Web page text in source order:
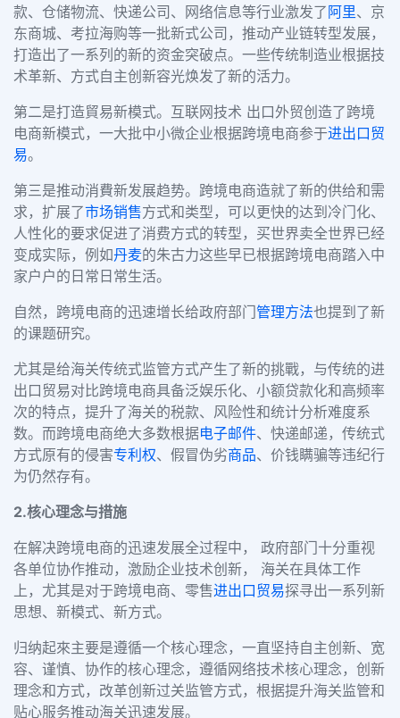
款、仓储物流、快递公司、网络信息等行业激发了 阿里、京
东商城、考拉海购等一批新式公司，推动产业链转型发展，
打造出了一系列的新的资金突破点。一些传统制造业根据技
术革新、方式自主创新容光焕发了新的活力。
第二是打造貿易新模式。互联网技术 出口外贸创造了跨境
电商新模式，一大批中小微企业根据跨境电商参于进出口贸
易。
第三是推动消費新发展趋势。跨境电商造就了新的供给和需
求，扩展了市场销售方式和类型，可以更快的达到冷门化、
人性化的要求促进了消费方式的转型，买世界卖全世界已经
变成实际，例如丹麦的朱古力这些早已根据跨境电商踏入中
家户户的日常日常生活。
自然，跨境电商的迅速增长给政府部门管理方法也提到了新
的课题研究。
尤其是给海关传统式监管方式产生了新的挑戰，与传统的进
出口贸易对比跨境电商具备泛娱乐化、小额贷款化和高频率
次的特点，提升了海关的税款、风险性和统计分析难度系
数。而跨境电商绝大多数根据电子邮件、快递邮递，传统式
方式原有的侵害专利权、假冒伪劣商品、价钱瞒骗等违纪行
为仍然存有。
2.核心理念与措施
在解决跨境电商的迅速发展全过程中， 政府部门十分重视
各单位协作推动，激励企业技术创新， 海关在具体工作
上，尤其是对于跨境电商、零售进出口贸易探寻出一系列新
思想、新模式、新方式。
归纳起來主要是遵循一个核心理念，一直坚持自主创新、宽
容、谨慎、协作的核心理念，遵循网络技术核心理念，创新
理念和方式，改革创新过关监管方式，根据提升海关监管和
贴心服务推动海关迅速发展。